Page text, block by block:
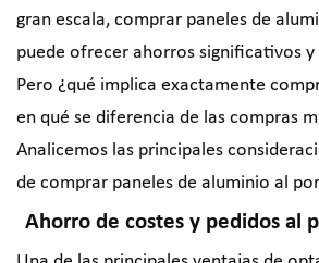
gran escala, comprar paneles de
puede ofrecer ahorros significativos
Pero ¿qué implica exactamente
en qué se diferencia de las compras
Analicemos las principales
de comprar paneles de aluminio al
Ahorro de costes y pedidos al